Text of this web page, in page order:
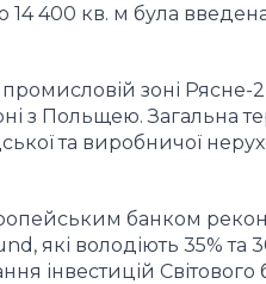
400 кв. м була
зоні Рясне-
з Польщею. Загальна
та виробничої
банком
які володіють 35% та
інвестицій